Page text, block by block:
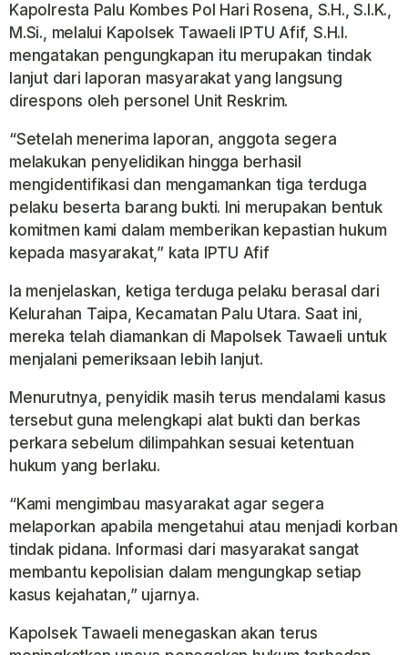
Kapolresta Palu Kombes Pol Hari Rosena, S.H., S.I.K.,
M.Si., melalui Kapolsek Tawaeli IPTU Afif, S.H.I.
mengatakan pengungkapan itu merupakan tindak
lanjut dari laporan masyarakat yang langsung
direspons oleh personel Unit Reskrim.
“Setelah menerima laporan, anggota segera
melakukan penyelidikan hingga berhasil
mengidentifikasi dan mengamankan tiga terduga
pelaku beserta barang bukti. Ini merupakan bentuk
komitmen kami dalam memberikan kepastian hukum
kepada masyarakat,” kata IPTU Afif
Ia menjelaskan, ketiga terduga pelaku berasal dari
Kelurahan Taipa, Kecamatan Palu Utara. Saat ini,
mereka telah diamankan di Mapolsek Tawaeli untuk
menjalani pemeriksaan lebih lanjut.
Menurutnya, penyidik masih terus mendalami kasus
tersebut guna melengkapi alat bukti dan berkas
perkara sebelum dilimpahkan sesuai ketentuan
hukum yang berlaku.
“Kami mengimbau masyarakat agar segera
melaporkan apabila mengetahui atau menjadi korban
tindak pidana. Informasi dari masyarakat sangat
membantu kepolisian dalam mengungkap setiap
kasus kejahatan,” ujarnya.
Kapolsek Tawaeli menegaskan akan terus